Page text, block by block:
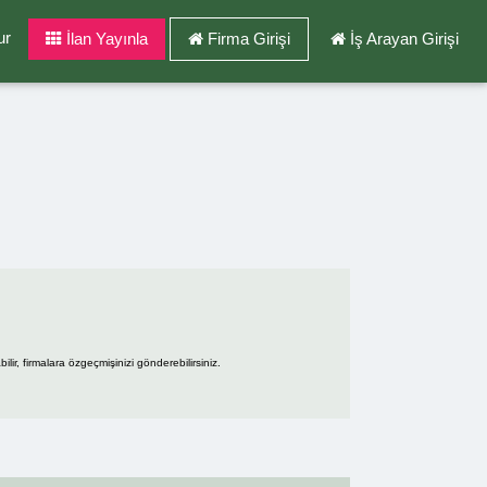
İlan Yayınla Firma Girişi İş Arayan Girişi
firmalara özgeçmişinizi gönderebilirsiniz.